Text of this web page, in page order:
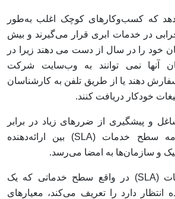
که کسب‌وکارهای کوچک اغلب به‌طور
در خدمات ابری قرار می‌گیرند و بیش
خود را در سال از دست می دهند زیرا در
آنها نمی توانند به وب‌سایت شرکت
دهند یا از طریق تلفن به کارشناسان
خودکار دریافت کنند.
و پیشگیری از ضررهای زیاد در برابر
خرابی‌ها، یک توافقنامه سطح خدمات (SLA) بین ارائه‌دهنده
و سازمان‌ها به امضا می‌رسد.
توافقنامه‌ سطح خدمات (SLA) در واقع سطح خدماتی که یک
دارد را تعریف می‌کند، معیارهای